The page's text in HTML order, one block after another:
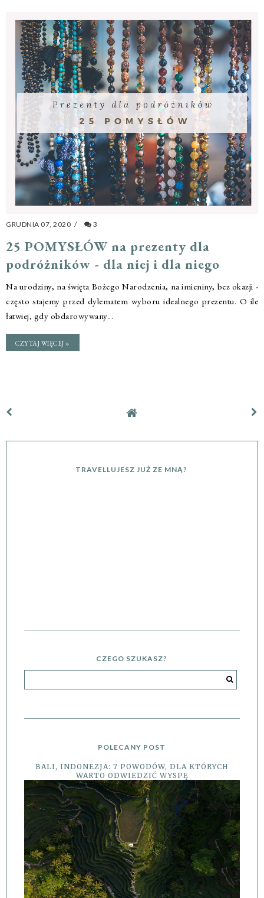
GRUDNIA 07, 2020 / 3
25 POMYSŁÓW na prezenty dla
podróżników - dla niej i dla niego
Na urodziny, na święta Bożego Narodzenia, na imieniny, bez okazji -
często stajemy przed dylematem wyboru idealnego prezentu. O ile
łatwiej, gdy obdarowywany...
CZYTAJ WIĘCEJ »
TRAVELLUJESZ JUŻ ZE MNĄ?
CZEGO SZUKASZ?
POLECANY POST
BALI, INDONEZJA: 7 POWODÓW, DLA KTÓRYCH
WARTO ODWIEDZIĆ WYSPĘ